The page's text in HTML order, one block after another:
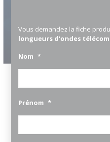
Vous demandez la fiche
longueurs d'ondes télécom
Nom *
Prénom *